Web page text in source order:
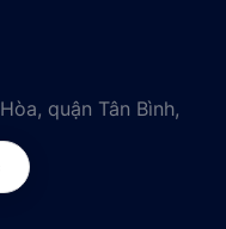
quận Tân Bình,